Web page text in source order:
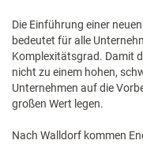
Die Einführung einer
bedeutet für alle
Komplexitätsgrad. Damit
nicht zu einem hohen,
Unternehmen auf die
großen Wert legen.
Nach Walldorf kommen